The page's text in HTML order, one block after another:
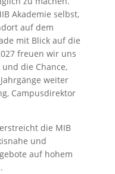
Akademie selbst,
auf dem
mit Blick auf die
freuen wir uns
die Chance,
weiter
Campusdirektor
die MIB
und
auf hohem